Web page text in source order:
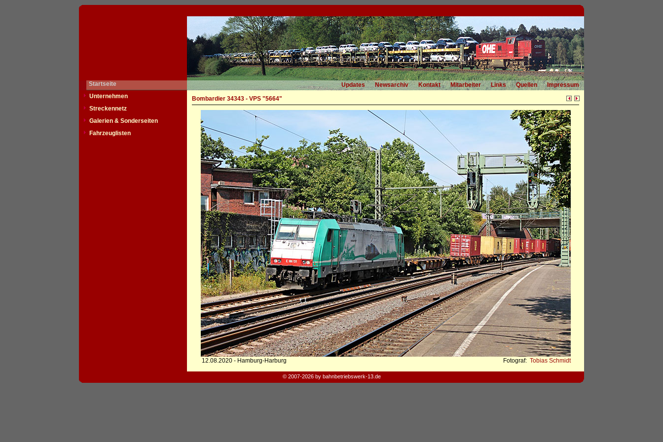
Startseite Updates Newsarchiv Kontakt Mitarbeiter Links Quellen
Impressum
Unternehmen
Streckennetz
Galerien & Sonderseiten
Fahrzeuglisten
Bombardier 34343 - VPS "5664"
12.08.2020 - Hamburg-Harburg Fotograf: Tobias Schmidt
© 2007-2026 by bahnbetriebswerk-13.de